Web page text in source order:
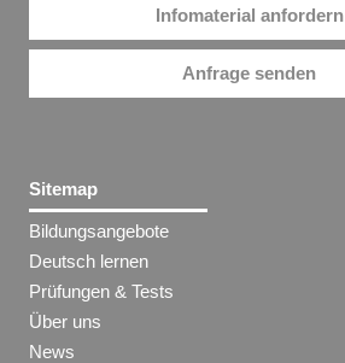
Infomaterial anfordern
Anfrage senden
Sitemap
Bildungsangebote
Deutsch lernen
Prüfungen & Tests
Über uns
News